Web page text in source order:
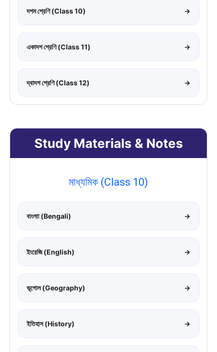
দশম শ্রেণি (Class 10) →
একাদশ শ্রেণি (Class 11) →
দ্বাদশ শ্রেণি (Class 12) →
Study Materials & Notes
মাধ্যমিক (Class 10)
বাংলাা (Bengali) →
ইংরেজি (English) →
ভূগোল (Geography) →
ইতিহাস (History) →